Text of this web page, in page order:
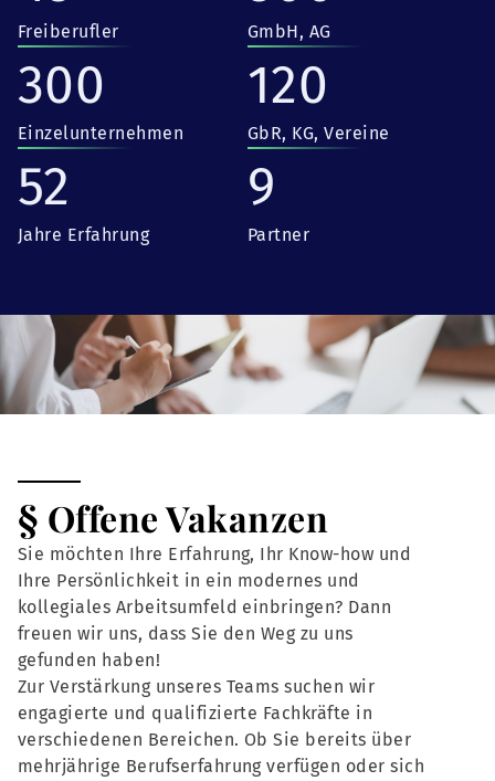
Freiberufler GmbH, AG
300
Einzelunternehmen
120
GbR, KG, Vereine
52
Jahre Erfahrung
9
Partner
§ Offene Vakanzen
Sie möchten Ihre Erfahrung, Ihr Know-how und
Ihre Persönlichkeit in ein modernes und
kollegiales Arbeitsumfeld einbringen? Dann
freuen wir uns, dass Sie den Weg zu uns
gefunden haben!
Zur Verstärkung unseres Teams suchen wir
engagierte und qualifizierte Fachkräfte in
verschiedenen Bereichen. Ob Sie bereits über
mehrjährige Berufserfahrung verfügen oder sich